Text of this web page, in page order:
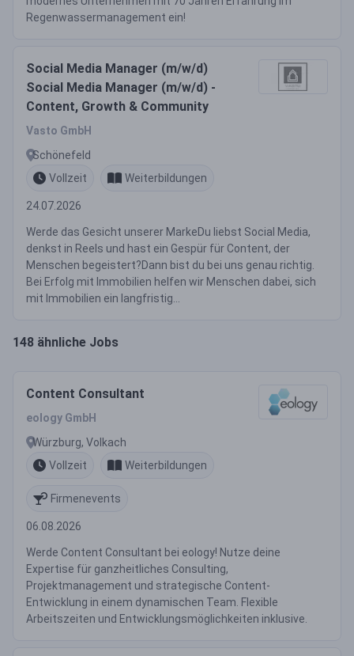
Regenwassermanagement ein!
Social Media Manager (m/w/d)
Social Media Manager (m/w/d) -
Content, Growth & Community
Vasto GmbH
Schönefeld
Vollzeit
Weiterbildungen
24.07.2026
Werde das Gesicht unserer MarkeDu liebst Social Media,
denkst in Reels und hast ein Gespür für Content, der
Menschen begeistert?Dann bist du bei uns genau richtig.
Bei Erfolg mit Immobilien helfen wir Menschen dabei, sich
mit Immobilien ein langfristig...
148 ähnliche Jobs
Content Consultant
eology GmbH
Würzburg, Volkach
Vollzeit
Weiterbildungen
Firmenevents
06.08.2026
Werde Content Consultant bei eology! Nutze deine
Expertise für ganzheitliches Consulting,
Projektmanagement und strategische Content-
Entwicklung in einem dynamischen Team. Flexible
Arbeitszeiten und Entwicklungsmöglichkeiten inklusive.